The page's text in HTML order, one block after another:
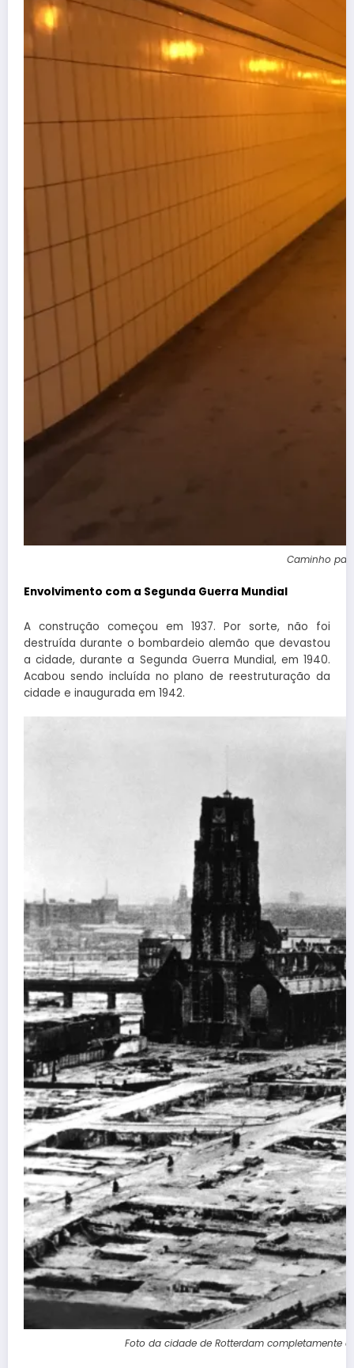
Caminho
Envolvimento com a Segunda Guerra Mundial
A construção começou em 1937. Por sorte, não foi
destruída durante o bombardeio alemão que devastou
a cidade, durante a Segunda Guerra Mundial, em 1940.
Acabou sendo incluída no plano de reestruturação da
cidade e inaugurada em 1942.
Foto da cidade de Rotterdam completamente